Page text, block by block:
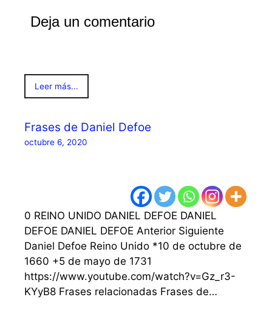
Deja un comentario
Leer más...
Frases de Daniel Defoe
octubre 6, 2020
0 REINO UNIDO DANIEL DEFOE DANIEL
DEFOE DANIEL DEFOE Anterior Siguiente
Daniel Defoe Reino Unido *10 de octubre de
1660 +5 de mayo de 1731
https://www.youtube.com/watch?v=Gz_r3-
KYyB8 Frases relacionadas Frases de…